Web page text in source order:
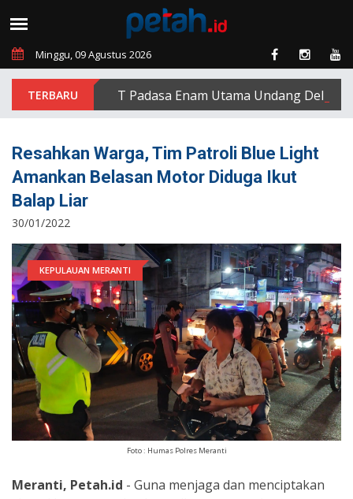
Minggu, 09 Agustus 2026
PT Padasa Enam Utama Undang Delapan
Resahkan Warga, Tim Patroli Blue Light
Amankan Belasan Motor Diduga Ikut
Balap Liar
30/01/2022
KEPULAUAN MERANTI
Foto : Humas Polres Meranti
Meranti, Petah.id - Guna menjaga dan menciptakan